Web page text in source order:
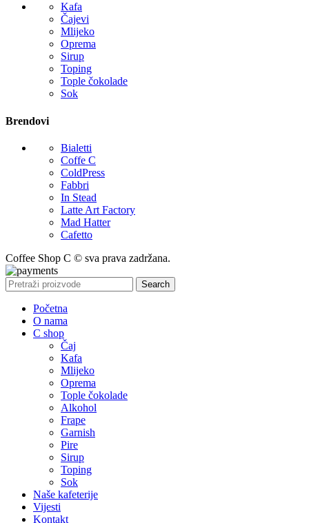
Kafa
Čajevi
Mlijeko
Oprema
Sirup
Toping
Tople čokolade
Sok
Brendovi
Bialetti
Coffe C
ColdPress
Fabbri
In Stead
Latte Art Factory
Mad Hatter
Cafetto
Coffee Shop C © sva prava zadržana.
Search
Početna
O nama
C shop
Čaj
Kafa
Mlijeko
Oprema
Tople čokolade
Alkohol
Frape
Garnish
Pire
Sirup
Toping
Sok
Naše kafeterije
Vijesti
Kontakt